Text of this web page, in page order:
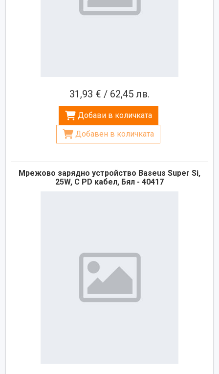
31,93 € / 62,45 лв.
Добави в количката
Добавен в количката
Мрежово зарядно устройство Baseus Super Si,
25W, С PD кабел, Бял - 40417